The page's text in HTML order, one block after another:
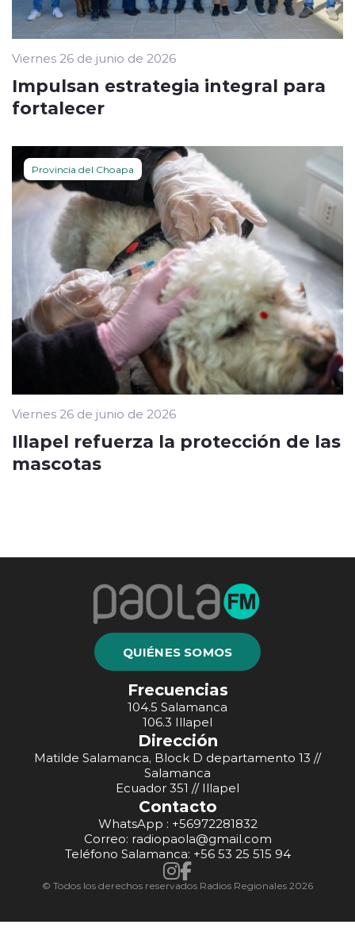
Viernes 26 de junio de 2026
Impulsan estrategia integral para
fortalecer
Provincia del Choapa
Viernes 26 de junio de 2026
Illapel refuerza la protección de las
mascotas
QUIÉNES SOMOS
Frecuencias
104.5 Salamanca
106.3 Illapel
Dirección
Matilde Salamanca, Block D departamento 13 //
Salamanca
Ecuador 351 // Illapel
Contacto
WhatsApp : +56972281832
Correo: radiopaola@gmail.com
Teléfono Salamanca: +56 53 25 515 94
© Todos los derechos reservados Radios Regionales 2026